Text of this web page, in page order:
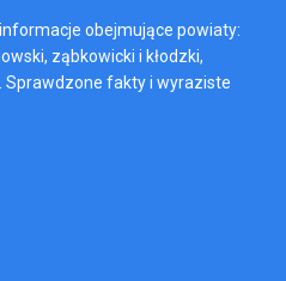
obejmujące powiaty:
ząbkowicki i kłodzki,
Sprawdzone fakty i wyraziste